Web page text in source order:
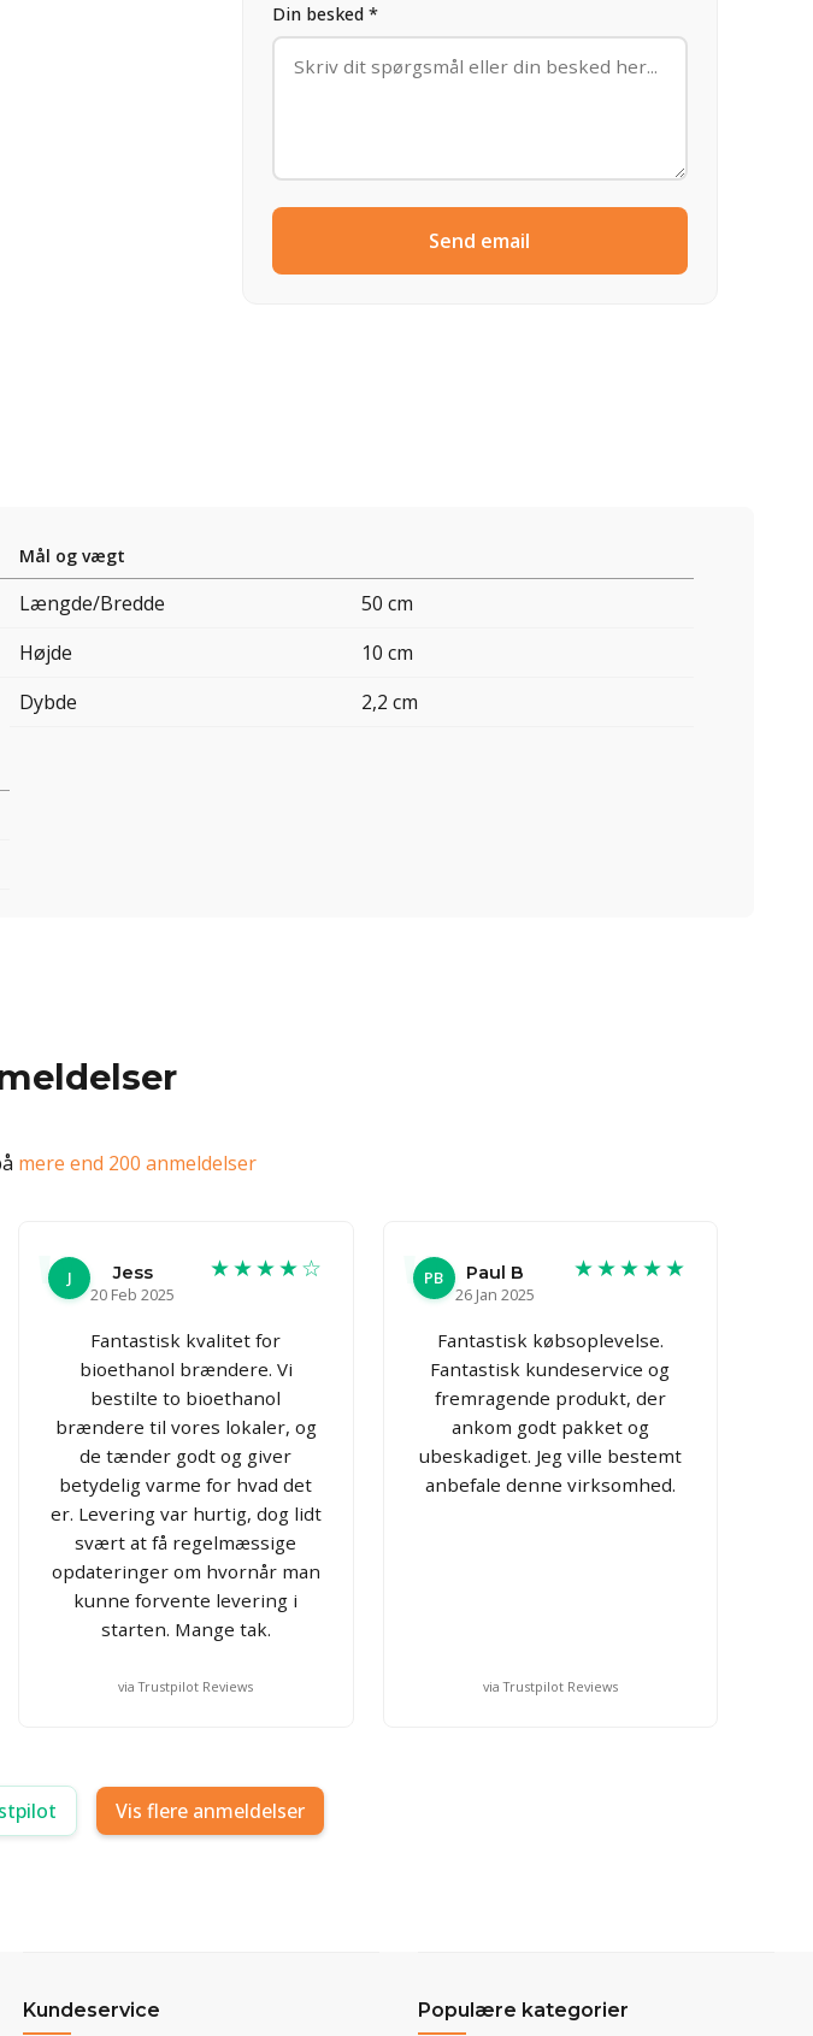
Din besked *
Send email
Mål og vægt
Længde/Bredde
50 cm
Højde
10 cm
Dybde
2,2 cm
mere end 200 anmeldelser
J
Jess
20 Feb 2025
★★★★☆
Fantastisk kvalitet for
bioethanol brændere. Vi
bestilte to bioethanol
brændere til vores lokaler, og
de tænder godt og giver
betydelig varme for hvad det
er. Levering var hurtig, dog lidt
svært at få regelmæssige
opdateringer om hvornår man
kunne forvente levering i
starten. Mange tak.
via Trustpilot Reviews
PB
Paul B
26 Jan 2025
★★★★★
Fantastisk købsoplevelse.
Fantastisk kundeservice og
fremragende produkt, der
ankom godt pakket og
ubeskadiget. Jeg ville bestemt
anbefale denne virksomhed.
via Trustpilot Reviews
Vis flere anmeldelser
Kundeservice Populære kategorier